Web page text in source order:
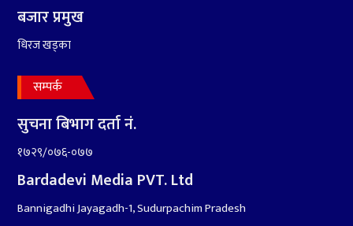
बजार प्रमुख
धिरज खड्का
सम्पर्क
सुचना बिभाग दर्ता नं.
१७२९/०७६-०७७
Bardadevi Media PVT. Ltd
Bannigadhi Jayagadh-1, Sudurpachim Pradesh